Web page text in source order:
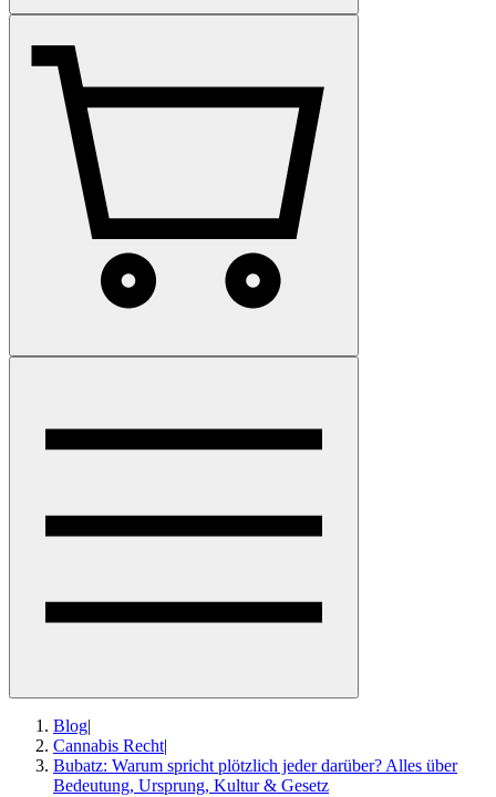
Blog|
Cannabis Recht|
Bubatz: Warum spricht plötzlich jeder darüber? Alles über
Bedeutung, Ursprung, Kultur & Gesetz